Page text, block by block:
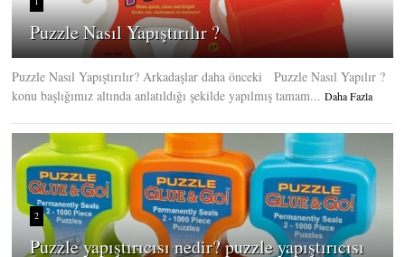
Puzzle Nasıl Yapıştırılır ?
Puzzle Nasıl Yapıştırılır? Arkadaşlar daha önceki Puzzle Nasıl Yapılır ?
konu başlığımız altında anlatıldığı şekilde yapılmış tamam... Daha Fazla
2
Puzzle yapıştırıcısı nedir? puzzle yapıştırıcısı